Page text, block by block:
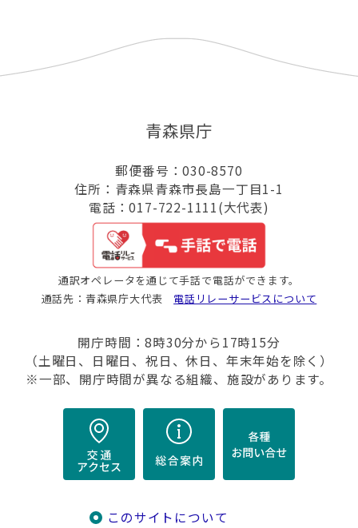
青森県庁
郵便番号：030-8570
住所：青森県青森市長島一丁目1-1
電話：017-722-1111(大代表)
通訳オペレータを通じて手話で電話ができます。
通話先：青森県庁大代表 電話リレーサービスについて
開庁時間：8時30分から17時15分
（土曜日、日曜日、祝日、休日、年末年始を除く）
※一部、開庁時間が異なる組織、施設があります。
このサイトについて